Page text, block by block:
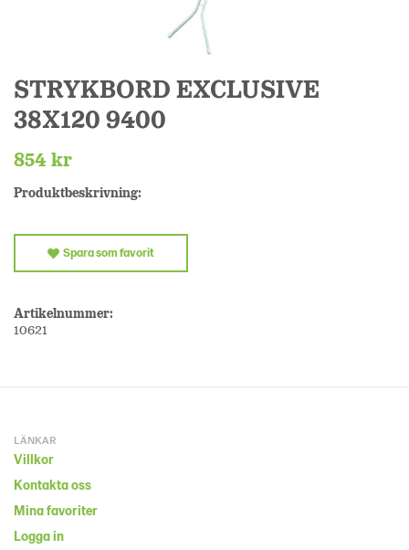
STRYKBORD EXCLUSIVE
38X120 9400
854 kr
Produktbeskrivning:
Spara som favorit
Artikelnummer:
10621
LÄNKAR
Villkor
Kontakta oss
Mina favoriter
Logga in